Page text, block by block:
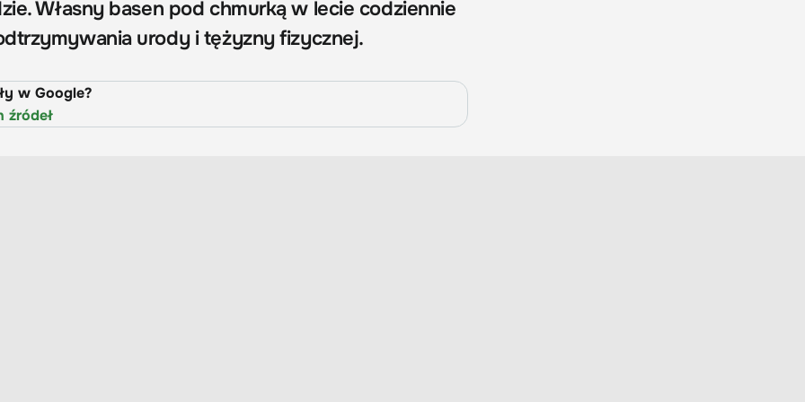
Własny basen pod chmurką w lecie codziennie
urody i tężyzny fizycznej.
w Google?
źródeł